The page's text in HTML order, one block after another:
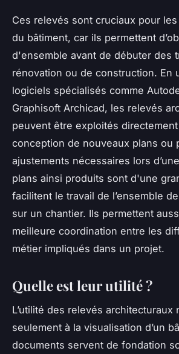
Ces relevés sont cruciaux pour
du bâtiment, car ils permettent
d'ensemble avant de débuter des
rénovation ou de construction. En
logiciels spécialisés comme
Graphisoft Archicad, les relevés
peuvent être exploités
conception de nouveaux plans ou
ajustements nécessaires lors
plans ainsi produits sont d'une
facilitent le travail de l’ensemble
sur un chantier. Ils permettent
meilleure coordination entre les
métier impliqués dans un projet.
Quelle est leur utilité ?
L’utilité des relevés architecturaux
seulement à la visualisation d’un
documents servent de fondation